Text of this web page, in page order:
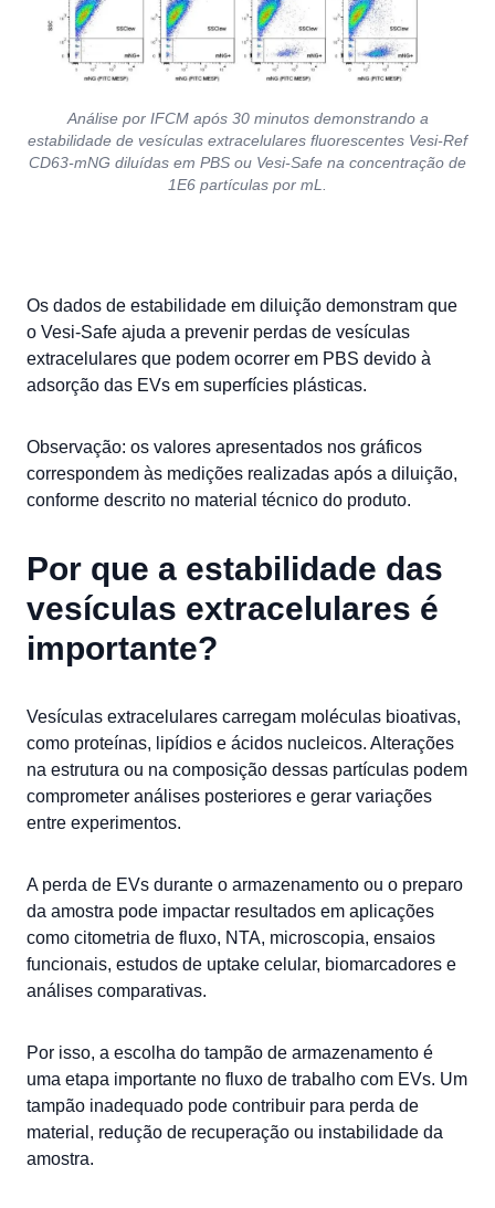
Análise por IFCM após 30 minutos demonstrando a
estabilidade de vesículas extracelulares fluorescentes Vesi-Ref
CD63-mNG diluídas em PBS ou Vesi-Safe na concentração de
1E6 partículas por mL.
Os dados de estabilidade em diluição demonstram que
o Vesi-Safe ajuda a prevenir perdas de vesículas
extracelulares que podem ocorrer em PBS devido à
adsorção das EVs em superfícies plásticas.
Observação: os valores apresentados nos gráficos
correspondem às medições realizadas após a diluição,
conforme descrito no material técnico do produto.
Por que a estabilidade das
vesículas extracelulares é
importante?
Vesículas extracelulares carregam moléculas bioativas,
como proteínas, lipídios e ácidos nucleicos. Alterações
na estrutura ou na composição dessas partículas podem
comprometer análises posteriores e gerar variações
entre experimentos.
A perda de EVs durante o armazenamento ou o preparo
da amostra pode impactar resultados em aplicações
como citometria de fluxo, NTA, microscopia, ensaios
funcionais, estudos de uptake celular, biomarcadores e
análises comparativas.
Por isso, a escolha do tampão de armazenamento é
uma etapa importante no fluxo de trabalho com EVs. Um
tampão inadequado pode contribuir para perda de
material, redução de recuperação ou instabilidade da
amostra.